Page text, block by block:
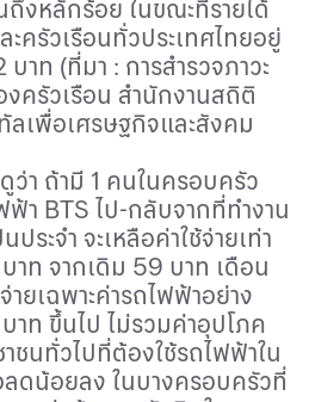
ถึงหลักร้อย ในขณะที่รายได้
ครัวเรือนทั่วประเทศไทยอยู่
บาท (ที่มา : การสำรวจภาวะ
ครัวเรือน สำนักงานสถิติ
ลเพื่อเศรษฐกิจและสังคม
ว่า ถ้ามี 1 คนในครอบครัว
ฟ้า BTS ไป-กลับจากที่ทำงาน
ระจำ จะเหลือค่าใช้จ่ายเท่า
บาท จากเดิม 59 บาท เดือน
ายเฉพาะค่ารถไฟฟ้าอย่าง
บาท ขึ้นไป ไม่รวมค่าอุปโภค
ชนทั่วไปที่ต้องใช้รถไฟฟ้าใน
ลดน้อยลง ในบางครอบครัวที่